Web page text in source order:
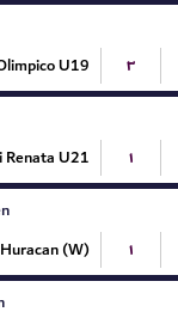
U19
۳
Renata U21
۱
(W)
۱